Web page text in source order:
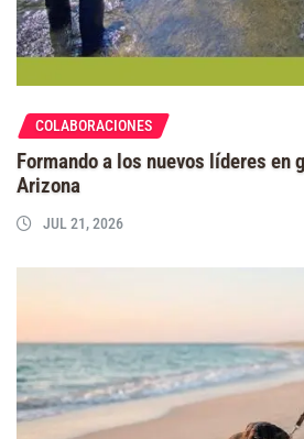
COLABORACIONES
Formando a los nuevos líderes en
Arizona
JUL 21, 2026